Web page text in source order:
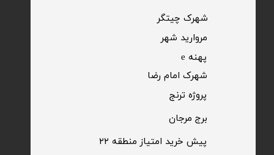
​پروژه ترنج
​شهرک چیتگر
مروارید شهر​​​​​​​
شهرک امام رضا
پهنه e
برج مرجان
پیش خرید امتیاز منطقه ۲۲​​​​​​​